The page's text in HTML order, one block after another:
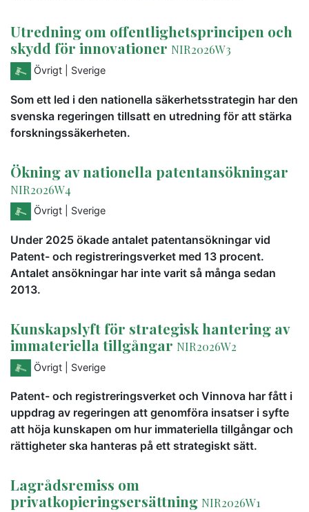
Utredning om offentlighetsprincipen och
skydd för innovationer NIR2026W3
Övrigt | Sverige
Som ett led i den nationella säkerhetsstrategin har den
svenska regeringen tillsatt en utredning för att stärka
forskningssäkerheten.
Ökning av nationella patentansökningar
NIR2026W4
Övrigt | Sverige
Under 2025 ökade antalet patentansökningar vid
Patent- och registreringsverket med 13 procent.
Antalet ansökningar har inte varit så många sedan
2013.
Kunskapslyft för strategisk hantering av
immateriella tillgångar NIR2026W2
Övrigt | Sverige
Patent- och registreringsverket och Vinnova har fått i
uppdrag av regeringen att genomföra insatser i syfte
att höja kunskapen om hur immateriella tillgångar och
rättigheter ska hanteras på ett strategiskt sätt.
Lagrådsremiss om
privatkopieringsersättning NIR2026W1